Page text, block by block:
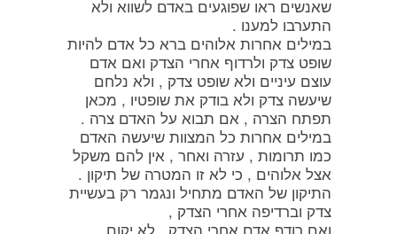
שאנשים ראו שפוגעים באדם לשווא ולא
התערבו למענו .
במילים אחרות אלוהים ברא כל אדם להיות
שופט צדק ולרדוף אחרי הצדק ואם אדם
עוצם עיניים ולא שופט צדק , ולא נלחם
שיעשה צדק ולא בודק את שופטיו , מכאן
תפתח הצרה , אם תבוא על האדם צרה .
במילים אחרות כל המצוות שיעשה האדם
כמו תרומות , עזרה ואחר , אין להם משקל
אצל אלוהים , כי לא זו המטרה של תיקון .
התיקון של האדם מתחיל ונגמר רק בעשיית
צדק וברדיפה אחרי הצדק ,